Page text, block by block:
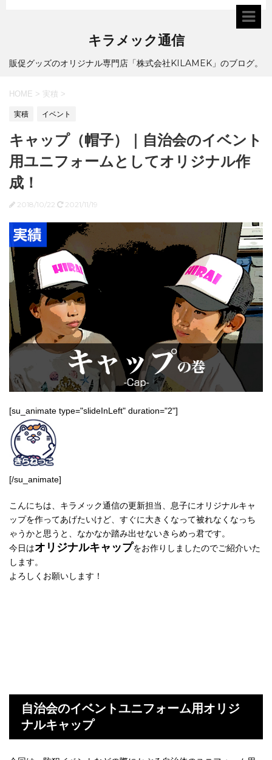
キラメック通信
販促グッズのオリジナル専門店「株式会社KILAMEK」のブログ。
HOME > 実積 >
実積 イベント
キャップ（帽子）｜自治会のイベント
用ユニフォームとしてオリジナル作
成！
2018/10/22 2021/11/19
[su_animate type="slideInLeft" duration="2"]
[/su_animate]
こんにちは、キラメック通信の更新担当、息子にオリジナルキャ
ップを作ってあげたいけど、すぐに大きくなって被れなくなっち
ゃうかと思うと、なかなか踏み出せないきらめっ君です。
今日はオリジナルキャップをお作りしましたのでご紹介いた
します。
よろしくお願いします！
自治会のイベントユニフォーム用オリジ
ナルキャップ